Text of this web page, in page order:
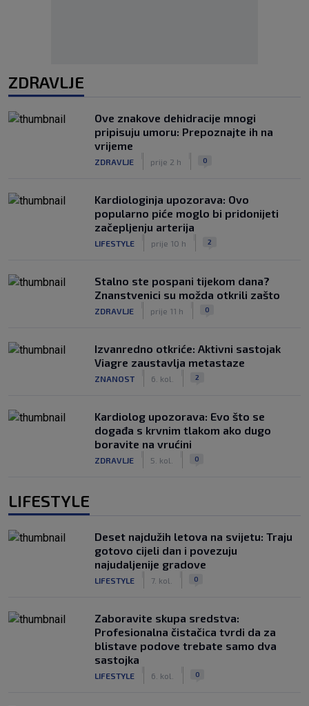
ZDRAVLJE
Ove znakove dehidracije mnogi
pripisuju umoru: Prepoznajte ih na
vrijeme
ZDRAVLJE prije 2 h 0
Kardiologinja upozorava: Ovo
popularno piće moglo bi pridonijeti
začepljenju arterija
LIFESTYLE prije 10 h 2
Stalno ste pospani tijekom dana?
Znanstvenici su možda otkrili zašto
ZDRAVLJE prije 11 h 0
Izvanredno otkriće: Aktivni sastojak
Viagre zaustavlja metastaze
ZNANOST 6. kol. 2
Kardiolog upozorava: Evo što se
događa s krvnim tlakom ako dugo
boravite na vrućini
ZDRAVLJE 5. kol. 0
LIFESTYLE
Deset najdužih letova na svijetu: Traju
gotovo cijeli dan i povezuju
najudaljenije gradove
LIFESTYLE 7. kol. 0
Zaboravite skupa sredstva:
Profesionalna čistačica tvrdi da za
blistave podove trebate samo dva
sastojka
LIFESTYLE 6. kol. 0